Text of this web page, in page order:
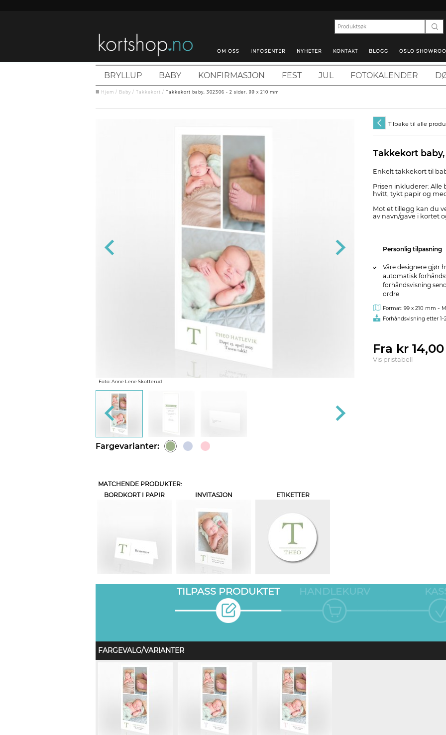
OM OSS INFOSENTER NYHETER KONTAKT BLOGG OSLO
BRYLLUP BABY KONFIRMASJON FEST JUL FOTOKALENDER
Hjem / Baby / Takkekort / Takkekort baby, 302306 - 2 sider, 99 x 210 mm
Foto: Anne Lene Skotterud
Fargevarianter:
Tilbake til alle
Takkekort baby,
Enkelt takkekort til
Prisen inkluderer: Alle
hvitt, tykt papir og
Mot et tillegg kan du
av navn/gave i kortet
Personlig tilpasning
Våre designere gjør
automatisk
forhåndsvisning
ordre
Format: 99 x 210 mm -
Forhåndsvisning etter
Fra kr
Vis pristabell
MATCHENDE PRODUKTER:
BORDKORT I PAPIR
INVITASJON ETIKETTER
TILPASS PRODUKTET HANDLEKURV
FARGEVALG/VARIANTER